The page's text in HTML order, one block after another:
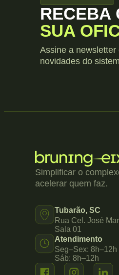
RECEBA
SUA
Assine a
novidades do
Simplificar o
acelerar quem faz.
Tubarão, SC
Rua Cel. José
Sala 01
Atendimento
Seg–Sex: 8h–12h
Sáb: 8h–12h